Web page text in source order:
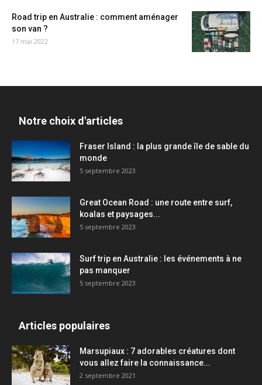
Road trip en Australie : comment aménager
son van ?
17 mai 2022
Notre choix d'articles
Fraser Island : la plus grande île de sable du
monde
5 septembre 2023
Great Ocean Road : une route entre surf,
koalas et paysages...
5 septembre 2023
Surf trip en Australie : les événements à ne
pas manquer
5 septembre 2023
Articles populaires
Marsupiaux : 7 adorables créatures dont
vous allez faire la connaissance...
2 septembre 2021